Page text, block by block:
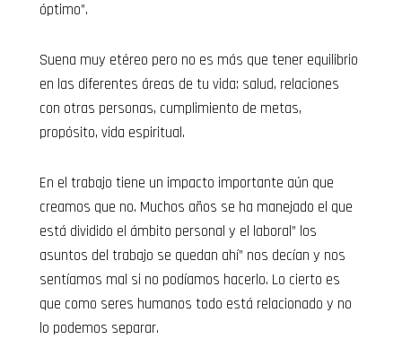
óptimo”.
Suena muy etéreo pero no es más que tener equilibrio
en las diferentes áreas de tu vida: salud, relaciones
con otras personas, cumplimiento de metas,
propósito, vida espiritual.
En el trabajo tiene un impacto importante aún que
creamos que no. Muchos años se ha manejado el que
está dividido el ámbito personal y el laboral” los
asuntos del trabajo se quedan ahí” nos decían y nos
sentíamos mal si no podíamos hacerlo. Lo cierto es
que como seres humanos todo está relacionado y no
lo podemos separar.